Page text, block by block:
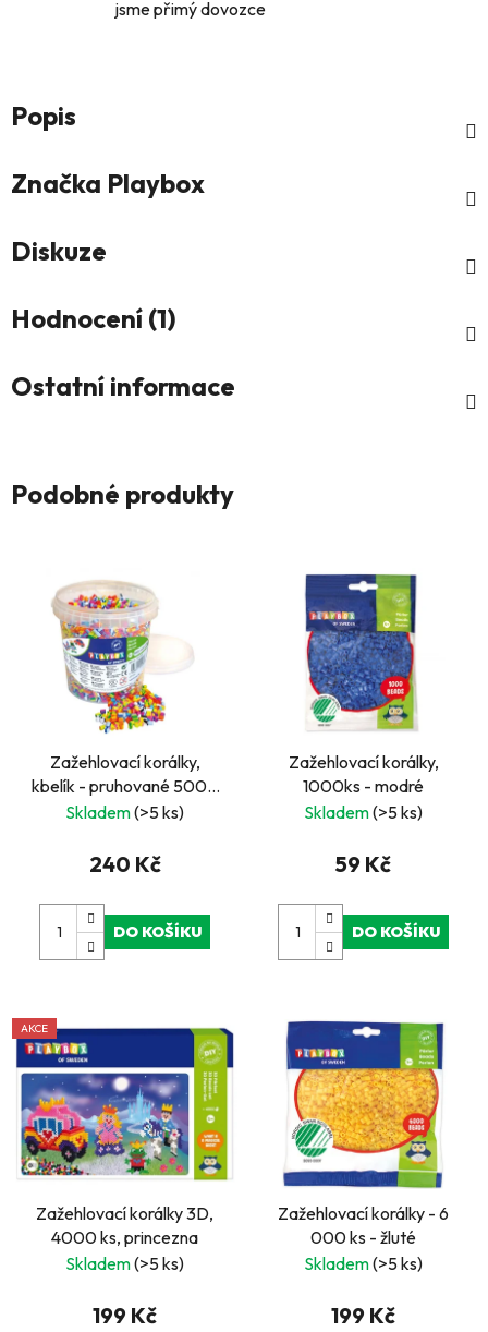
jsme přimý dovozce
Popis
Značka Playbox
Diskuze
Hodnocení (1)
Ostatní informace
Podobné produkty
Zažehlovací korálky,
kbelík - pruhované 5000
ks
Skladem(>5 ks)
240 Kč
DO KOŠÍKU
Zažehlovací korálky,
1000ks - modré
Skladem(>5 ks)
59 Kč
DO KOŠÍKU
AKCE
Zažehlovací korálky 3D,
4000 ks, princezna
Skladem(>5 ks)
199 Kč
Zažehlovací korálky - 6
000 ks - žluté
Skladem(>5 ks)
199 Kč